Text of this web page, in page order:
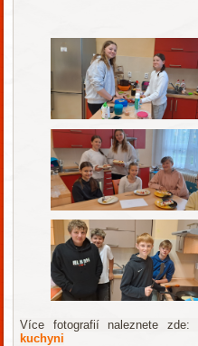
Ing.
Více fotografií naleznete zde:
kuchyni